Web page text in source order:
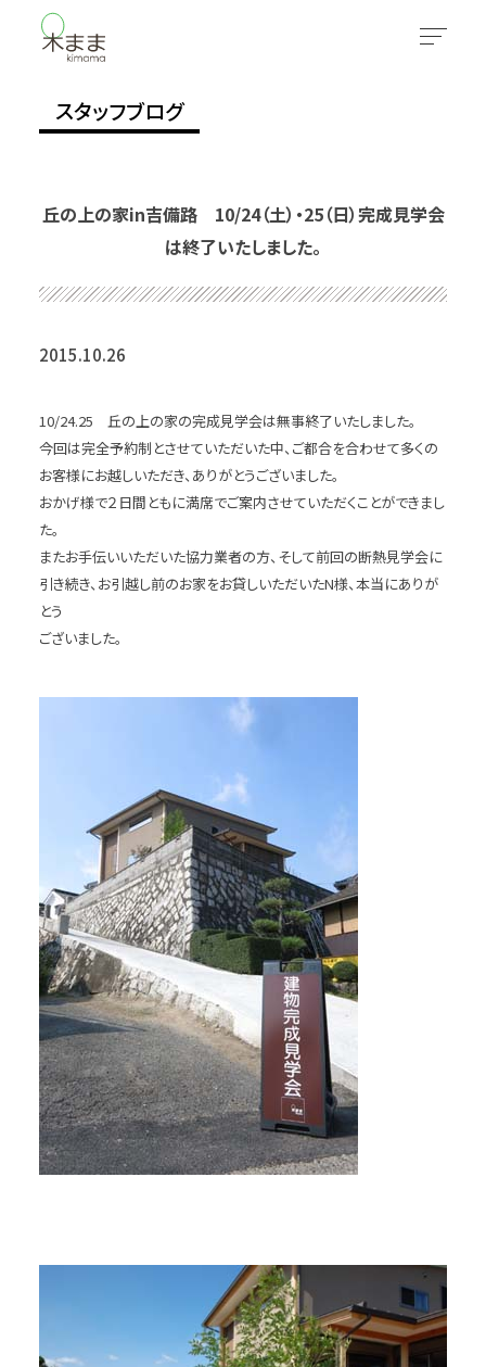
スタッフブログ
丘の上の家in吉備路 10/24（土）・25（日）完成見学会
は終了いたしました。
2015.10.26
10/24.25 丘の上の家の完成見学会は無事終了いたしました。
今回は完全予約制とさせていただいた中、ご都合を合わせて多くの
お客様にお越しいただき、ありがとうございました。
おかげ様で２日間ともに満席でご案内させていただくことができまし
た。
またお手伝いいただいた協力業者の方、そして前回の断熱見学会に
引き続き、お引越し前のお家をお貸しいただいたN様、本当にありが
とう
ございました。